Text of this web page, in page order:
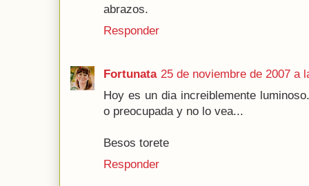
abrazos.
Responder
Fortunata 25 de noviembre de 2007 a
Hoy es un dia increiblemente
o preocupada y no lo vea...
Besos torete
Responder